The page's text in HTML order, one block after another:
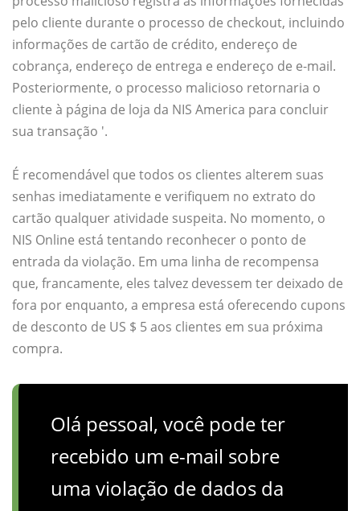
pelo cliente durante o processo de checkout, incluindo
informações de cartão de crédito, endereço de
cobrança, endereço de entrega e endereço de e-mail.
Posteriormente, o processo malicioso retornaria o
cliente à página de loja da NIS America para concluir
sua transação '.
É recomendável que todos os clientes alterem suas
senhas imediatamente e verifiquem no extrato do
cartão qualquer atividade suspeita. No momento, o
NIS Online está tentando reconhecer o ponto de
entrada da violação. Em uma linha de recompensa
que, francamente, eles talvez devessem ter deixado de
fora por enquanto, a empresa está oferecendo cupons
de desconto de US $ 5 aos clientes em sua próxima
compra.
Olá pessoal, você pode ter
recebido um e-mail sobre
uma violação de dados da